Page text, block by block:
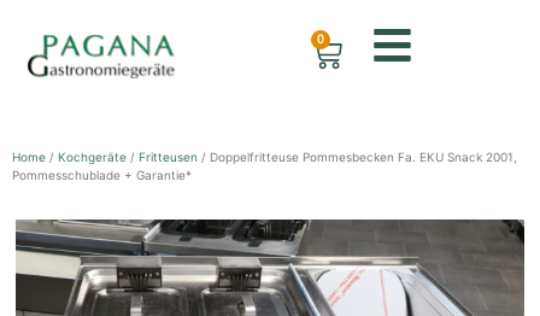
0
Home / Kochgeräte / Fritteusen / Doppelfritteuse Pommesbecken Fa. EKU Snack 2001,
Pommesschublade + Garantie*